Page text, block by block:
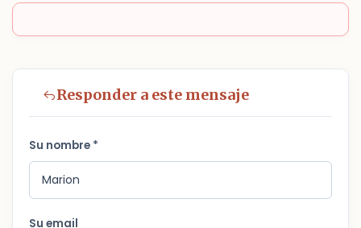
Responder a este mensaje
Su nombre *
Su email